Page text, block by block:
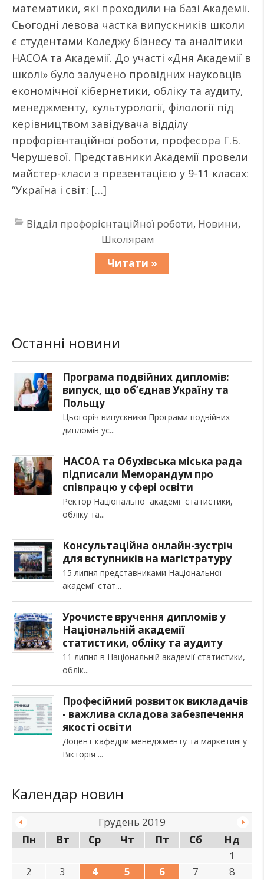
математики, які проходили на базі Академії.
Сьогодні левова частка випускників школи
є студентами Коледжу бізнесу та аналітики
НАСОА та Академії. До участі «Дня Академії в
школі» було залучено провідних науковців
економічної кібернетики, обліку та аудиту,
менеджменту, культурології, філології під
керівництвом завідувача відділу
профорієнтаційної роботи, професора Г.Б.
Черушевої. Представники Академії провели
майстер-класи з презентацією у 9-11 класах:
“Україна і світ: […]
Відділ профорієнтаційної роботи, Новини,
Школярам
Читати »
Останні новини
Програма подвійних дипломів:
випуск, що об’єднав Україну та
Польщу
Цьогоріч випускники Програми подвійних
дипломів ус
НАСОА та Обухівська міська рада
підписали Меморандум про
співпрацю у сфері освіти
Ректор Національної академії статистики,
обліку та
Консультаційна онлайн-зустріч
для вступників на магістратуру
15 липня представниками Національної
академії стат
Урочисте вручення дипломів у
Національній академії
статистики, обліку та аудиту
11 липня в Національній академії статистики,
облік
Професійний розвиток викладачів
- важлива складова забезпечення
якості освіти
Доцент кафедри менеджменту та маркетингу
Вікторія
Календар новин
Грудень 2019
Пн
Вт Ср Чт Пт Сб
Нд
1
2
3 4 5 6 7
8